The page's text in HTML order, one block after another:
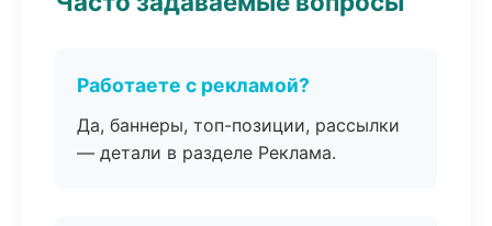
Работаете с рекламой?
Да, баннеры, топ-позиции, рассылки
— детали в разделе Реклама.